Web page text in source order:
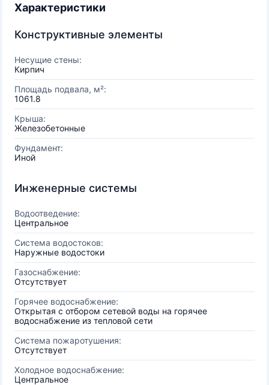
Характеристики
Конструктивные элементы
Несущие стены:
Кирпич
Площадь подвала, м²:
1061.8
Крыша:
Железобетонные
Фундамент:
Иной
Инженерные системы
Водоотведение:
Центральное
Система водостоков:
Наружные водостоки
Газоснабжение:
Отсутствует
Горячее водоснабжение:
Открытая с отбором сетевой воды на горячее
водоснабжение из тепловой сети
Система пожаротушения:
Отсутствует
Холодное водоснабжение:
Центральное